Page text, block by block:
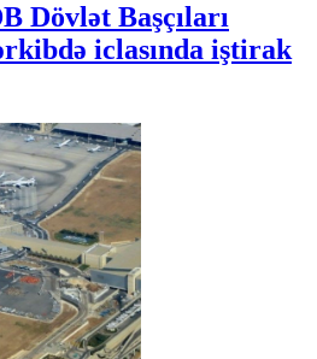
Dövlət Başçıları
iclasında iştirak